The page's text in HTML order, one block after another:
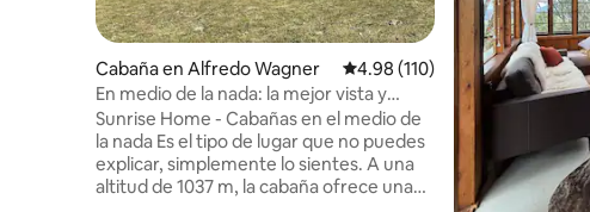
Cabaña en Alfredo Wagner Calificación promedio: 4.98
4.98 (110)
En medio de la nada: la mejor vista y
privacidad de la Sierra
Sunrise Home - Cabañas en el medio de
la nada Es el tipo de lugar que no puedes
explicar, simplemente lo sientes. A una
altitud de 1037 m, la cabaña ofrece una